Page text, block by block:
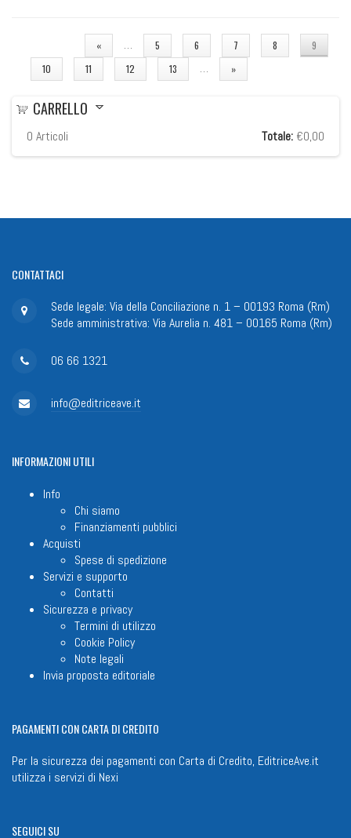
« … 5 6 7 8
9
10
11 12 13 … »
CARRELLO
0 Articoli Totale: €0,00
CONTATTACI
Sede legale: Via della Conciliazione n. 1 – 00193 Roma (Rm)
Sede amministrativa: Via Aurelia n. 481 – 00165 Roma (Rm)
06 66 1321
info@editriceave.it
INFORMAZIONIUTILI
Info
Chi siamo
Finanziamenti pubblici
Acquisti
Spese di spedizione
Servizi e supporto
Contatti
Sicurezza e privacy
Termini di utilizzo
Cookie Policy
Note legali
Invia proposta editoriale
PAGAMENTICON CARTA DI CREDITO
Per la sicurezza dei pagamenti con Carta di Credito, EditriceAve.it
utilizza i servizi di Nexi
SEGUICISU